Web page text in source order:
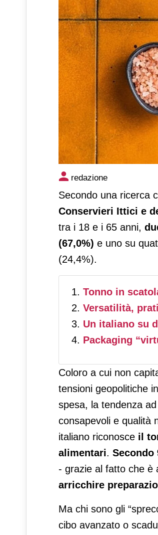
Ancit: tonno in
su 10
redazione
Secondo una ricerca
Conservieri Ittici e
tra i 18 e i 65 anni,
(67,0%) e uno su
(24,4%).
Tonno in
Versatilità,
Un italiano su
Packaging
Coloro a cui non
tensioni geopolitiche
spesa, la tendenza
consapevoli e qualità
italiano riconosce il
alimentari. Secondo
- grazie al fatto che è
arricchire
Ma chi sono gli
cibo avanzato o